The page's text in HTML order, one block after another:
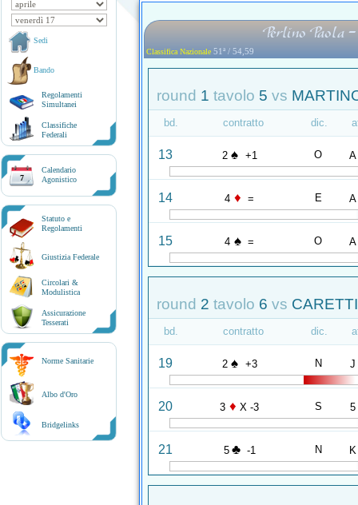
Sedi
Bando
Regolamenti
Simultanei
Classifiche
Federali
7
Calendario
Agonistico
Statuto e
Regolamenti
Giustizia Federale
Circolari &
Modulistica
Assicurazione
Tesserati
Norme Sanitarie
Albo d'Oro
Bridgelinks
Perlino Paola
Classifica Nazionale 51ª / 54,59
round 1 tavolo 5 vs
bd. contratto dic.
13 2 ♠ +1 O A
14 4 ♦ = E A
15 4 ♠ = O A
round 2 tavolo 6 vs
bd. contratto dic.
19 2 ♠ +3 N J
20 3 ♦ X -3 S 5
21 5 ♣ -1 N K